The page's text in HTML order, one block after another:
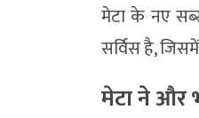
मेटा के नए
सर्विस है,
मेटा ने और